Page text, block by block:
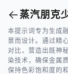
←蒸汽朋克
本提示词专为生成
景而设计。通过精
对比，营造出既神
染技术，确保金属
保持色彩饱和度的